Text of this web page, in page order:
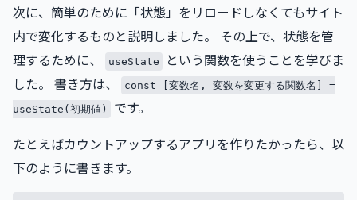
次に、簡単のために「状態」をリロードしなくてもサイト
内で変化するものと説明しました。 その上で、状態を管
理するために、
useState
という関数を使うことを学びま
した。 書き方は、
const [変数名, 変数を変更する関数名] =
useState(初期値)
です。
たとえばカウントアップするアプリを作りたかったら、以
下のように書きます。